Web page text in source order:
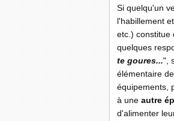
Si quelqu'un
l'habillement
etc.) constitue
quelques
te goures...",
élémentaire
équipements,
à une autre
d'alimenter